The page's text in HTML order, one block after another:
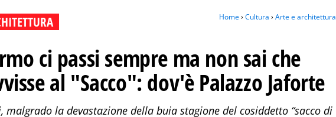
Home› Cultura › Arte e architettura
ci passi sempre ma non sai che
al "Sacco": dov'è Palazzo Jaforte
malgrado la devastazione della buia stagione del cosiddetto “sacco di